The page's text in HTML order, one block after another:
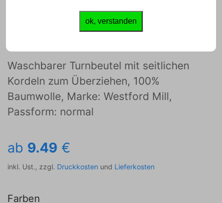
Waschbarer Turnbeutel mit seitlichen
Kordeln zum Überziehen, 100%
Baumwolle, Marke: Westford Mill,
Passform: normal
ab 9.49 €
inkl. Ust., zzgl. Druckkosten und Lieferkosten
Farben
ok, verstanden